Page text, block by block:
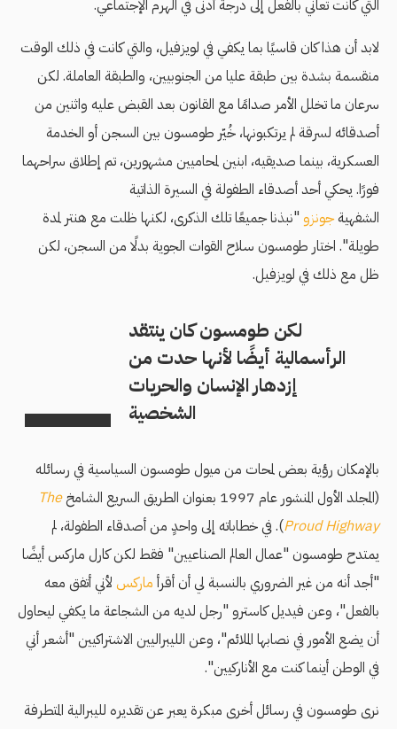
التي كانت تعاني بالفعل إلى درجة أدنى في الهرم الإجتماعي.
لابد أن هذا كان قاسيًا بما يكفي في لويزفيل، والتي كانت في ذلك الوقت
منقسمة بشدة بين طبقة عليا من الجنوبيين، والطبقة العاملة. لكن
سرعان ما تخلل الأمر صدامًا مع القانون بعد القبض عليه واثنين من
أصدقائه لسرقة لم يرتكبونها، خُيّر طومسون بين السجن أو الخدمة
العسكرية، بينما صديقيه، ابنين لمحاميين مشهورين، تم إطلاق سراحهما
فورًا. يحكي أحد أصدقاء الطفولة في السيرة الذاتية
الشفهيةجونزو "نبذنا جميعًا تلك الذكرى، لكنها ظلت مع هنتر لمدة
طويلة". اختار طومسون سلاح القوات الجوية بدلًا من السجن، لكن
ظل مع ذلك في لويزفيل.
لكن طومسون كان ينتقد
الرأسمالية أيضًا لأنها حدت من
إزدهار الإنسان والحريات
الشخصية
بالإمكان رؤية بعض لمحات من ميول طومسون السياسية في رسائله
(المجلد الأول المنشور عام 1997 بعنوان الطريق السريع الشامخ
The
Proud Highway). في خطاباته إلى واحدٍ من أصدقاء الطفولة، لم
يمتدح طومسون "عمال العالم الصناعيين" فقط لكن كارل ماركس أيضًا
"أجد أنه من غير الضروري بالنسبة لي أن أقرأ ماركس لأني أتفق معه
بالفعل"، وعن فيديل كاسترو "رجل لديه من الشجاعة ما يكفي ليحاول
أن يضع الأمور في نصابها الملائم"، وعن الليبراليين الاشتراكيين "أشعر أني
في الوطن أينما كنت مع الأناركيين".
نرى طومسون في رسائل أخرى مبكرة يعبر عن تقديره لليبرالية المتطرفة